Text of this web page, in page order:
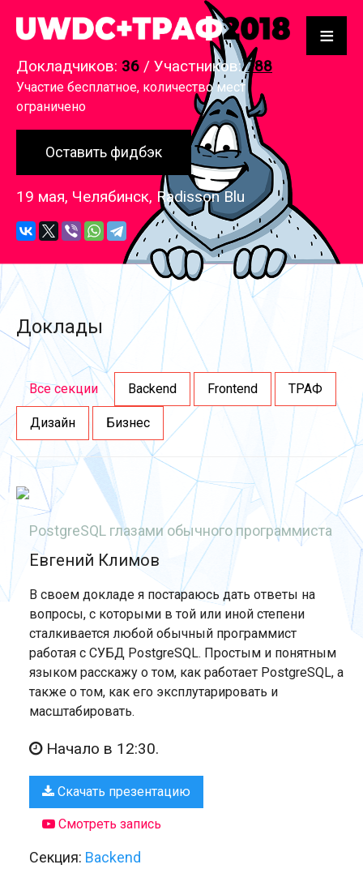
≡
Докладчиков: 36 / Участников:788
Участие бесплатное, количество мест
ограничено
Оставить фидбэк
19 мая, Челябинск, Radisson Blu
Доклады
Все секции Backend Frontend ТРАФ
Дизайн Бизнес
PostgreSQL глазами обычного программиста
Евгений Климов
В своем докладе я постараюсь дать ответы на
вопросы, с которыми в той или иной степени
сталкивается любой обычный программист
работая с СУБД PostgreSQL. Простым и понятным
языком расскажу о том, как работает PostgreSQL, а
также о том, как его эксплутарировать и
масштабировать.
Начало в 12:30.
Скачать презентацию
Смотреть запись
Секция: Backend